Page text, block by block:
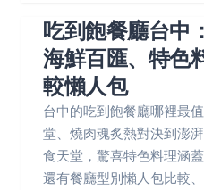
吃到飽餐廳台中
海鮮百匯、特色
較懶人包
台中的吃到飽餐廳哪裡最
堂、燒肉魂炙熱對決到澎
食天堂，驚喜特色料理涵
還有餐廳型別懶人包比較